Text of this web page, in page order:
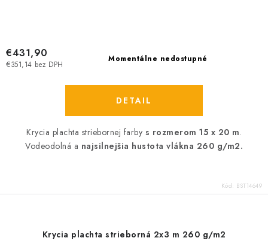
Momentálne nedostupné
€351,14 bez DPH
€431,90
DETAIL
Krycia plachta striebornej farby s rozmerom 15 x 20 m.
Vodeodolná a najsilnejšia hustota vlákna 260 g/m2.
Kód: BST14649
Krycia plachta strieborná 2x3 m 260 g/m2